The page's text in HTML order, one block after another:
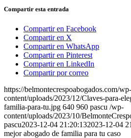
Compartir esta entrada
Compartir en Facebook
Compartir en X
Compartir en WhatsApp
Compartir en Pinterest
Compartir en LinkedIn
Compartir por correo
https://belmontecrespoabogados.com/wp-
content/uploads/2023/12/Claves-para-
familia-para-tu.jpg 640 960 pascu /wp-
content/uploads/2023/10/
pascu2023-12-04 21:20:132023-12-04
mejor abogado de familia para tu caso